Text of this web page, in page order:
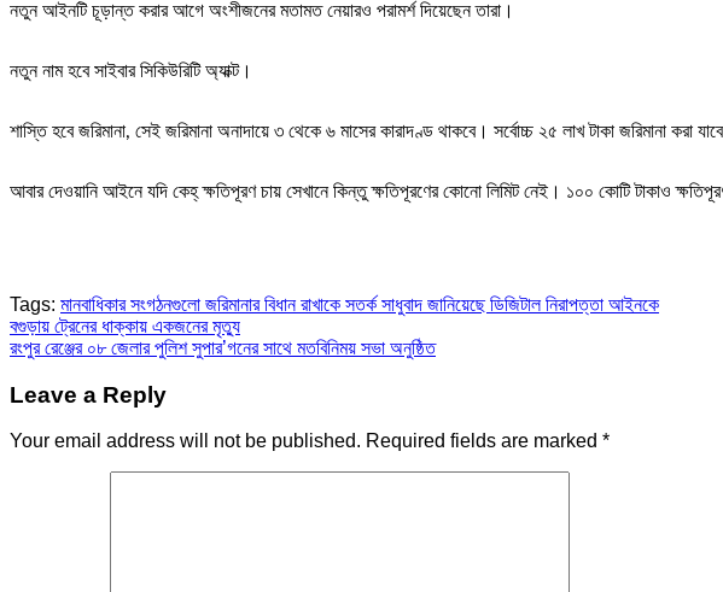
নতুন আইনটি চূড়ান্ত করার আগে অংশীজনের মতামত নেয়ারও পরামর্শ দিয়েছেন তারা।
নতুন নাম হবে সাইবার সিকিউরিটি অ্যাক্ট।
শাস্তি হবে জরিমানা, সেই জরিমানা অনাদায়ে ৩ থেকে ৬ মাসের কারাদণ্ড থাকবে। সর্বোচ্চ ২৫ লাখ টাকা জরিমানা করা
আবার দেওয়ানি আইনে যদি কেহ্ ক্ষতিপূরণ চায় সেখানে কিন্তু ক্ষতিপূরণের কোনো লিমিট নেই। ১০০ কোটি টাকাও
Tags: মানবাধিকার সংগঠনগুলো জরিমানার বিধান রাখাকে সতর্ক সাধুবাদ জানিয়েছে ডিজিটাল নিরাপত্তা আইনকে
Post
navigation
বগুড়ায় ট্রেনের ধাক্কায় একজনের মৃত্যু
রংপুর রেঞ্জের ০৮ জেলার পুলিশ সুপার’গনের সাথে মতবিনিময় সভা অনুষ্ঠিত
Leave a Reply
Your email address will not be published. Required fields are marked *